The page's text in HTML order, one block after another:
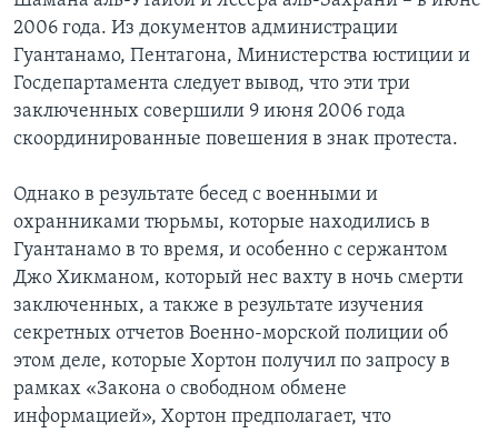
2006 года. Из документов администрации
Гуантанамо, Пентагона, Министерства юстиции и
Госдепартамента следует вывод, что эти три
заключенных совершили 9 июня 2006 года
скоординированные повешения в знак протеста.
Однако в результате бесед с военными и
охранниками тюрьмы, которые находились в
Гуантанамо в то время, и особенно с сержантом
Джо Хикманом, который нес вахту в ночь смерти
заключенных, а также в результате изучения
секретных отчетов Военно-морской полиции об
этом деле, которые Хортон получил по запросу в
рамках «Закона о свободном обмене
информацией», Хортон предполагает, что